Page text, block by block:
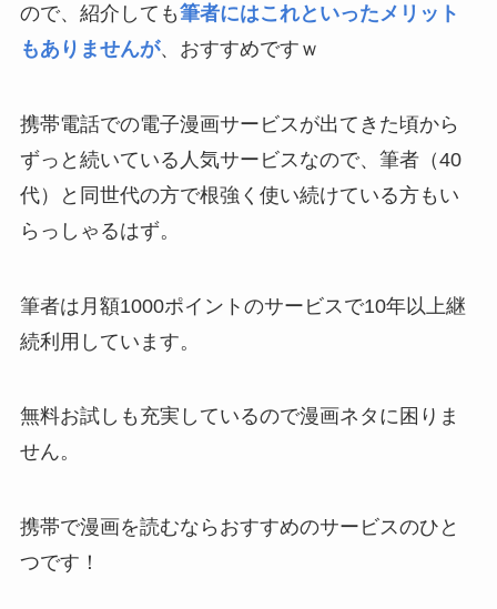
ので、紹介しても筆者にはこれといったメリット
もありませんが、おすすめですｗ
携帯電話での電子漫画サービスが出てきた頃から
ずっと続いている人気サービスなので、筆者（40
代）と同世代の方で根強く使い続けている方もい
らっしゃるはず。
筆者は月額1000ポイントのサービスで10年以上継
続利用しています。
無料お試しも充実しているので漫画ネタに困りま
せん。
携帯で漫画を読むならおすすめのサービスのひと
つです！